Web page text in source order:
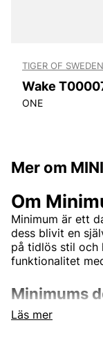
TIGER OF SWEDEN
ONE
Mer om
Läs mer
Om
Minimum är ett
dess blivit en
på tidlös stil och
funktionalitet
Minimums